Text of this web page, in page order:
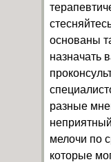
основаны
назначать
разные
мелочи по
которые